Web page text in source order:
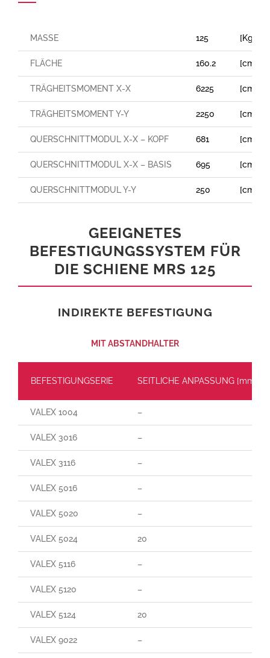
MASSE 125 [Kg/m]
FLÄCHE 160.2 [cm²]
TRÄGHEITSMOMENT X-X 6225 [cm⁴]
TRÄGHEITSMOMENT Y-Y 2250 [cm⁴]
QUERSCHNITTMODUL X-X – KOPF 681 [cm³]
QUERSCHNITTMODUL X-X – BASIS 695 [cm³]
QUERSCHNITTMODUL Y-Y 250 [cm³]
GEEIGNETES
BEFESTIGUNGSSYSTEM FÜR
DIE SCHIENE MRS 125
INDIREKTE BEFESTIGUNG
MIT ABSTANDHALTER
BEFESTIGUNGSERIE SEITLICHE ANPASSUNG [mm]
VALEX 1004 –
VALEX 3016 –
VALEX 3116 –
VALEX 5016 –
VALEX 5020 –
VALEX 5024 20
VALEX 5116 –
VALEX 5120 –
VALEX 5124 20
VALEX 9022 –